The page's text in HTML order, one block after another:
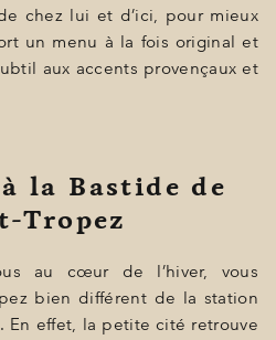
chez lui et d’ici, pour mieux
un menu à la fois original et
aux accents provençaux et
la Bastide de
Tropez
au cœur de l’hiver, vous
bien différent de la station
En effet, la petite cité retrouve